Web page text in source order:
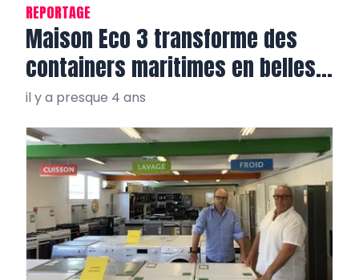
REPORTAGE
Maison Eco 3 transforme des
containers maritimes en belles
villas tout confort
il y a presque 4 ans